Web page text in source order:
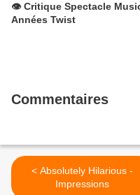
👁️ Critique Spectacle
Années Twist
Commentaires
< Absolutely Hilarious -
Impressions